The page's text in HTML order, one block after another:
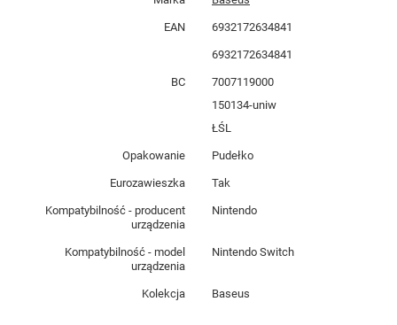
EAN 6932172634841
6932172634841
BC
7007119000
150134-uniw
ŁŚL
Opakowanie Pudełko
Eurozawieszka Tak
Kompatybilność - producent
urządzenia
Nintendo
Kompatybilność - model
urządzenia
Nintendo Switch
Kolekcja Baseus